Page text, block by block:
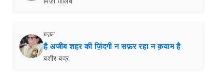
ग़ज़ल
है अजीब शहर की ज़िंदगी न सफ़र रहा न क़याम है
बशीर बद्र